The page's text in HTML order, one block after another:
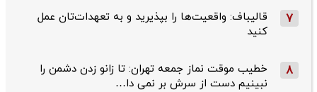
7
قالیباف: واقعیت‌ها را بپذیرید و به تعهدات‌تان عمل
کنید
8
خطیب موقت نماز جمعه تهران: تا زانو زدن دشمن را
نبینیم دست از سرش بر نمی دا…